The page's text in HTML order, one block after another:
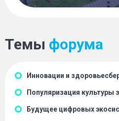
Темы форума
Инновации и
Популяризация культуры
Будущее цифровых